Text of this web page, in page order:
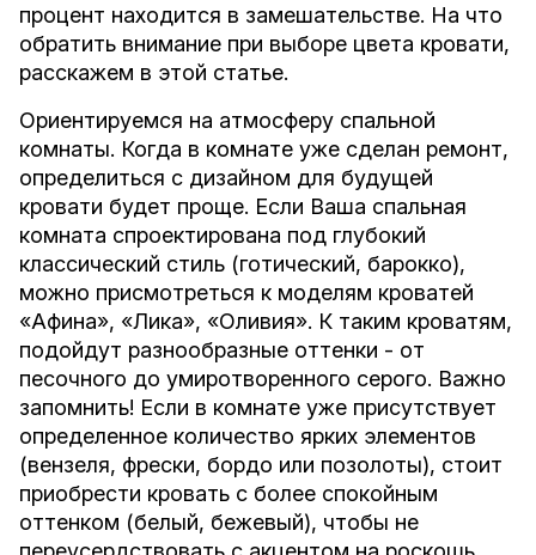
процент находится в замешательстве. На что
обратить внимание при выборе цвета кровати,
расскажем в этой статье.
Ориентируемся на атмосферу спальной
комнаты. Когда в комнате уже сделан ремонт,
определиться с дизайном для будущей
кровати будет проще. Если Ваша спальная
комната спроектирована под глубокий
классический стиль (готический, барокко),
можно присмотреться к моделям кроватей
«Афина», «Лика», «Оливия». К таким кроватям,
подойдут разнообразные оттенки - от
песочного до умиротворенного серого. Важно
запомнить! Если в комнате уже присутствует
определенное количество ярких элементов
(вензеля, фрески, бордо или позолоты), стоит
приобрести кровать с более спокойным
оттенком (белый, бежевый), чтобы не